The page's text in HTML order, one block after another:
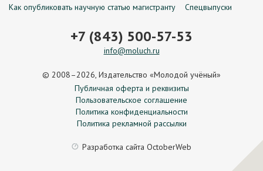
Как опубликовать научную статью магистранту
Спецвыпуски
+7 (843) 500-57-53
info@moluch.ru
© 2008–2026, Издательство «Молодой учёный»
Публичная оферта и реквизиты
Пользовательское соглашение
Политика конфиденциальности
Политика рекламной рассылки
Разработка сайта OctoberWeb